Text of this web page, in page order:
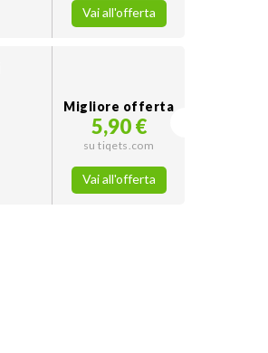
Vai all'offerta
Migliore offerta
5,90 €
su tiqets.com
Vai all'offerta